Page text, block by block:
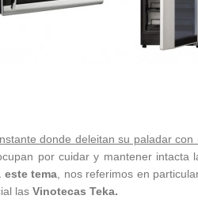
donde deleitan su paladar
por cuidar y mantener
tema , nos referimos en
las Vinotecas Teka.